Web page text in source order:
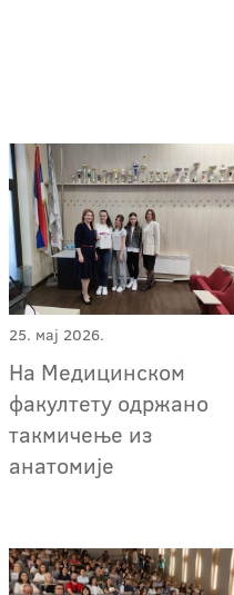
25. мај 2026.
На Медицинском
факултету одржано
такмичење из
анатомије